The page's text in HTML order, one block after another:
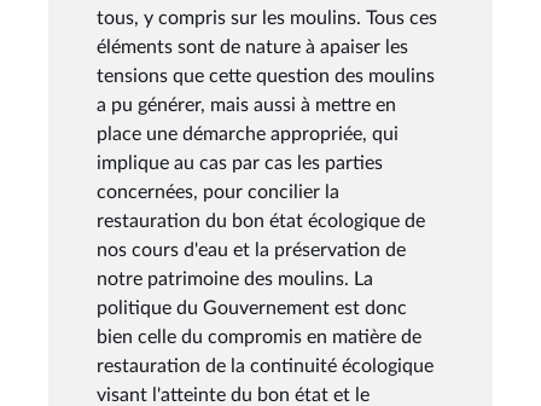
tous, y compris sur les moulins. Tous ces
éléments sont de nature à apaiser les
tensions que cette question des moulins
a pu générer, mais aussi à mettre en
place une démarche appropriée, qui
implique au cas par cas les parties
concernées, pour concilier la
restauration du bon état écologique de
nos cours d'eau et la préservation de
notre patrimoine des moulins. La
politique du Gouvernement est donc
bien celle du compromis en matière de
restauration de la continuité écologique
visant l'atteinte du bon état et le